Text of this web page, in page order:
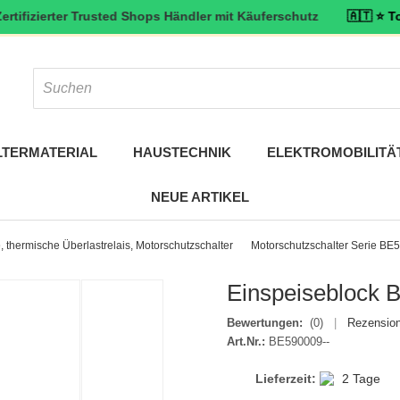
Trusted Shops Händler mit Käuferschutz🇦🇹 ⭐ Top
HAUSTECHNIK
NEUE ARTIKEL
thermische Überlastrelais, Motorschutzschalter Motorschutzschalter Serie
Einspeiseblock
Bewertungen: (0)
Art.Nr.: BE590009--
Lieferzeit: 2 Tage